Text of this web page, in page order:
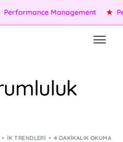
Management
İK TRENDLERI 4 DAKIKALIK OKUMA